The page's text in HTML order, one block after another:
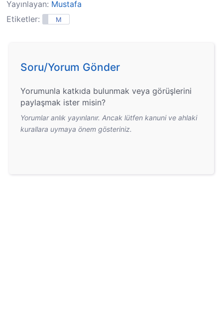
Yayınlayan: Mustafa
Etiketler:
M
Soru/Yorum Gönder
Yorumunla katkıda bulunmak veya görüşlerini
paylaşmak ister misin?
Yorumlar anlık yayınlanır. Ancak lütfen kanuni ve ahlaki
kurallara uymaya önem gösteriniz.